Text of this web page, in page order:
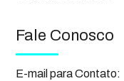
Fale Conosco
E-mail para Contato: